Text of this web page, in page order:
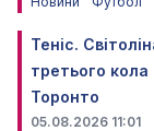
Теніс.
третього кола
Торонто
05.08.2026 11:01